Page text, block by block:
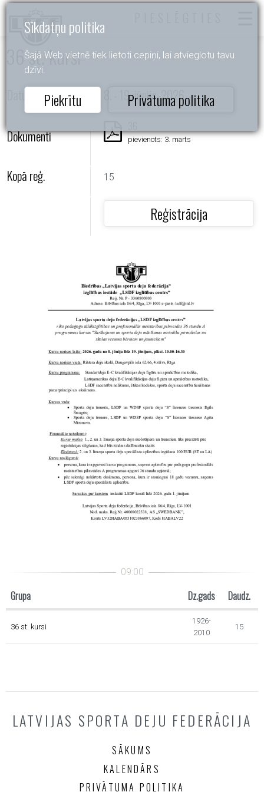
Sīkdatņu politika
Šajā Web vietnē tiek lietoti cepiņi, lai atvieglotu tavu
dzīvi.
Piekrītu Privātuma politika
36 st. kursi
Datums 8. - 19. jūnijs, 2026
Dokumenti pievienots: 3. marts
Kopā reģ. 15
Reģistrācija
Grupa Dz.gads Daudz.
36 st. kursi
1926-
2010
15
LATVIJAS SPORTA DEJU FEDERĀCIJA
SĀKUMS
KALENDĀRS
PRIVĀTUMA POLITIKA